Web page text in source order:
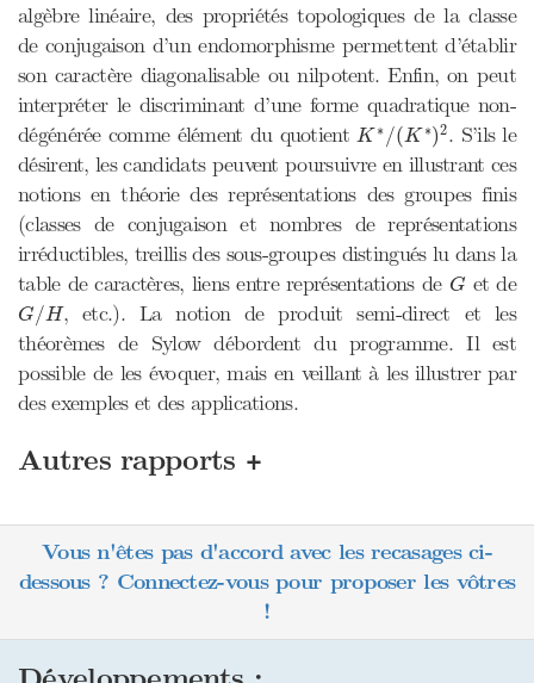
algèbre linéaire, des propriétés topologiques de la classe
de conjugaison d’un endomorphisme permettent d’établir
son caractère diagonalisable ou nilpotent. Enfin, on peut
interpréter le discriminant d’une forme quadratique non-
dégénérée comme élément du quotientK ∗ /(K ∗)2
K∗ / ( K∗)2. S’ils le
désirent, les candidats peuvent poursuivre en illustrant ces
notions en théorie des représentations des groupes finis
(classes de conjugaison et nombres de représentations
irréductibles, treillis des sous-groupes distingués lu dans la
table de caractères, liens entre représentations de G
Get de
G/H
G / H, etc.). La notion de produit semi-direct et les
théorèmes de Sylow débordent du programme. Il est
possible de les évoquer, mais en veillant à les illustrer par
des exemples et des applications.
Autres rapports +
Vous n'êtes pas d'accord avec les recasages ci-
dessous ? Connectez-vous pour proposer les vôtres
!